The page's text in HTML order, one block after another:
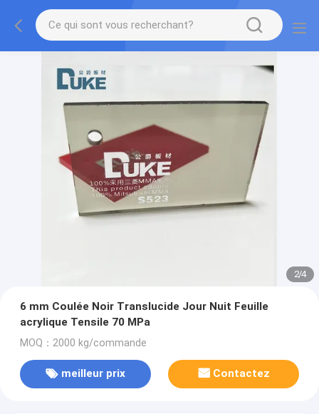
2/4
6 mm Coulée Noir Translucide Jour Nuit Feuille
acrylique Tensile 70 MPa
MOQ：2000 kg/commande
meilleur prix Contactez